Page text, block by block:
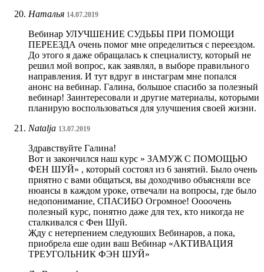
Наталья 14.07.2019
Вебинар УЛУЧШЕНИЕ СУДЬБЫ ПРИ ПОМОЩИ
ПЕРЕЕЗДА очень помог мне определиться с переездом.
До этого я даже обращалась к специалисту, который не
решил мой вопрос, как заявлял, в выборе правильного
направления. И тут вдруг в инстаграм мне попался
анонс на вебинар. Галина, большое спасибо за полезный
вебинар! Заинтересовали и другие материалы, которыми
планирую воспользоваться для улучшения своей жизни.
Natalja 13.07.2019
Здравствуйте Галина!
Вот и закончился наш курс » ЗАМУЖ С ПОМОЩЬЮ
ФЕН ШУЙ» , который состоял из 6 занятий. Было очень
приятно с вами общаться, вы доходчиво объясняли все
нюансы в каждом уроке, отвечали на вопросы, где было
недопонимание, СПАСИБО Огромное! Оооочень
полезный курс, понятно даже для тех, кто никогда не
сталкивался с Фен Шуй.
Жду с нетерпением следуюших Вебинаров, а пока,
приобрела еше один ваш Вебинар «АКТИВАЦИЯ
ТРЕУГОЛЬНИК ФЭН ШУЙ»